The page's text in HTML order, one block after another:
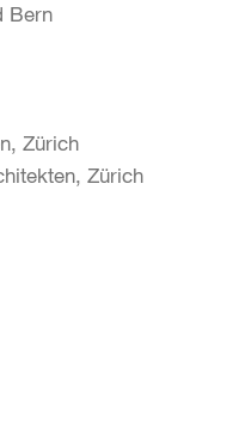
Bern
Zürich
Zürich